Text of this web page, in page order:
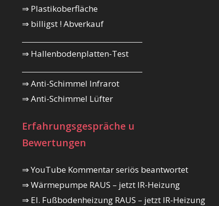
⇒ Plastikoberfläche
⇒ billigst ! Abverkauf
⇒ Hallenbodenplatten-Test
⇒ Anti-Schimmel Infrarot
⇒ Anti-Schimmel Lüfter
Erfahrungsgespräche u
Bewertungen
⇒ YouTube Kommentar seriös beantwortet
⇒ Wärmepumpe RAUS – jetzt IR-Heizung
⇒ El. Fußbodenheizung RAUS – jetzt IR-Heizung